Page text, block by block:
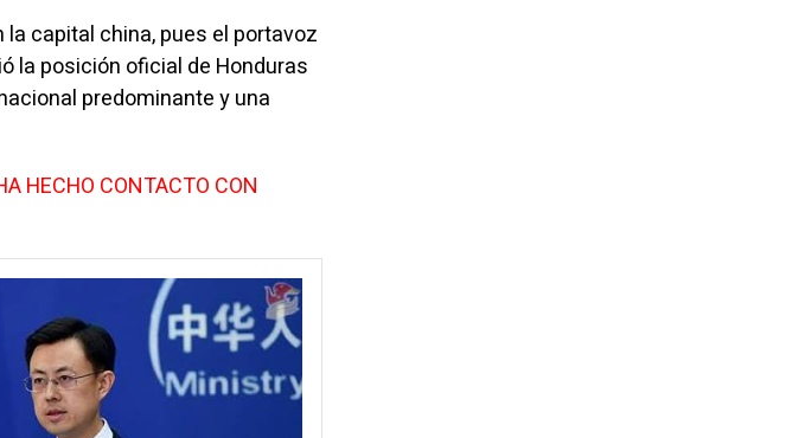
capital china, pues el portavoz
la posición oficial de Honduras
predominante y una
HECHO CONTACTO CON